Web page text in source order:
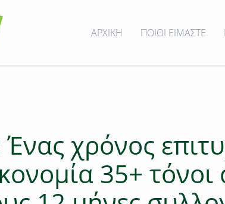
ΑΡΧΙΚΗ ΠΟΙΟΙ ΕΙΜΑΣΤΕ
χρόνος
35+